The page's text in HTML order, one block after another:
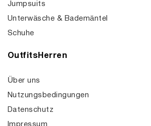
Jumpsuits
Unterwäsche & Bademäntel
Schuhe
OutfitsHerren
Über uns
Nutzungsbedingungen
Datenschutz
Impressum